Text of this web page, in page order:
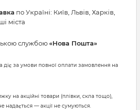
по Україні: Київ, Львів, Харків,
міста
службою«Нова Пошта»
діє за умови повної оплати замовлення на
на акційні товари (плівки, скла тощо),
надається — акції не сумуються.